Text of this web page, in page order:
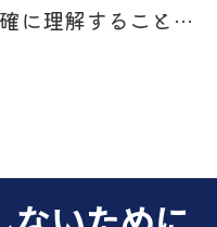
に理解すること…